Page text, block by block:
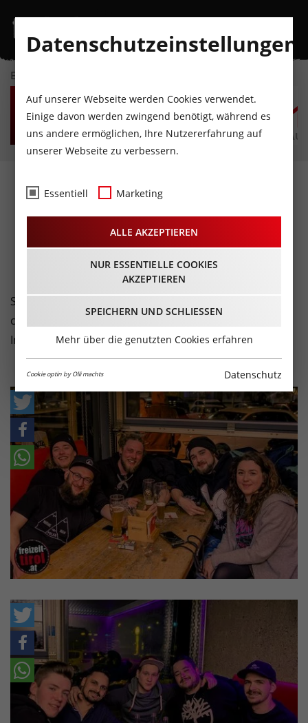
EVENTKALENDER
DO
6
AUGUST
FR
7
AUGUST
SA
8
AUGUST
SO
9
AUGUST
MO
10
AUGUST
Fotos- Coffee Bar
Innsbruck
29.02.2020
Samstag Abend: feiner Rock-Sound, Burger & Beer,
coole Leute - das ist die Coffee Bar im Dez-Gelände in
Innsbruck! Hier die Bilder! (Fotos: Paul Weber).
Datenschutzeinstellungen
Auf unserer Webseite werden Cookies verwendet.
Einige davon werden zwingend benötigt, während es
uns andere ermöglichen, Ihre Nutzererfahrung auf
unserer Webseite zu verbessern.
Essentiell Marketing
ALLE AKZEPTIEREN
NUR ESSENTIELLE COOKIES
AKZEPTIEREN
SPEICHERN UND SCHLIESSEN
Mehr über die genutzten Cookies erfahren
Cookie optin by Olli machts Datenschutz